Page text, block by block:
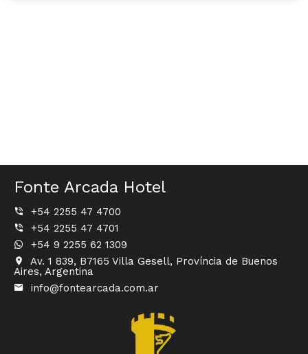
Fonte Arcada Hotel
+54 2255 47 4700
+54 2255 47 4701
+54 9 2255 62 1309
Av. 1 839, B7165 Villa Gesell, Província de Buenos
Aires, Argentina
info@fontearcada.com.ar